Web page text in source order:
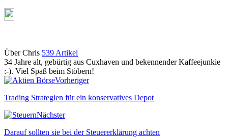
Über Chris 539 Artikel
34 Jahre alt, gebürtig aus Cuxhaven und bekennender Kaffeejunkie
:-). Viel Spaß beim Stöbern!
Webseite
Vorheriger
Trading Strategien für ein konservatives Depot
Nächster
Darauf sollten sie bei der Steuererklärung achten